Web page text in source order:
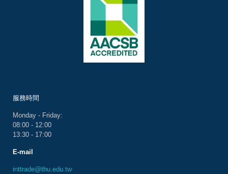
服務時間
Monday - Friday:
08:00 - 12:00
13:30 - 17:00
E-mail
inttrade@thu.edu.tw